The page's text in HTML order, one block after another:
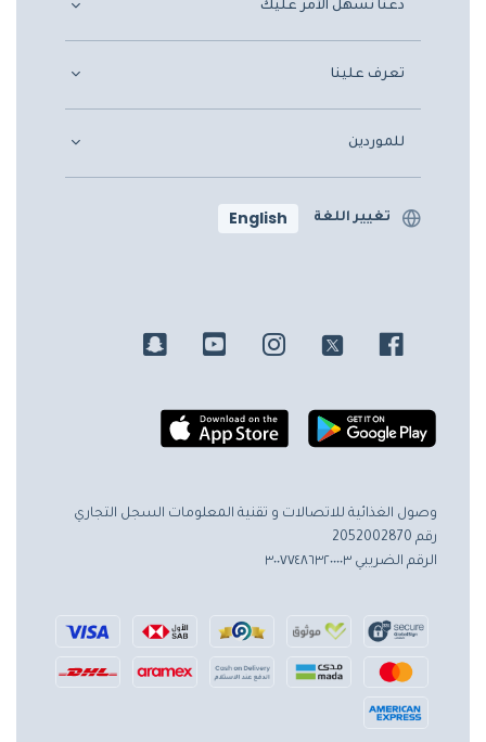
دعنا نسهّل الأمر عليك
تعرف علينا
للموردين
تغيير اللغة English
وصول الغذائية للاتصالات و تقنية المعلومات السجل التجاري
رقم 2052002870
الرقم الضريبي ٣٠٠٧٧٤٨٦٣٢٠٠٠٠٣